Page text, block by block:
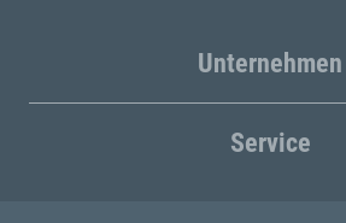
Unternehmen
Service